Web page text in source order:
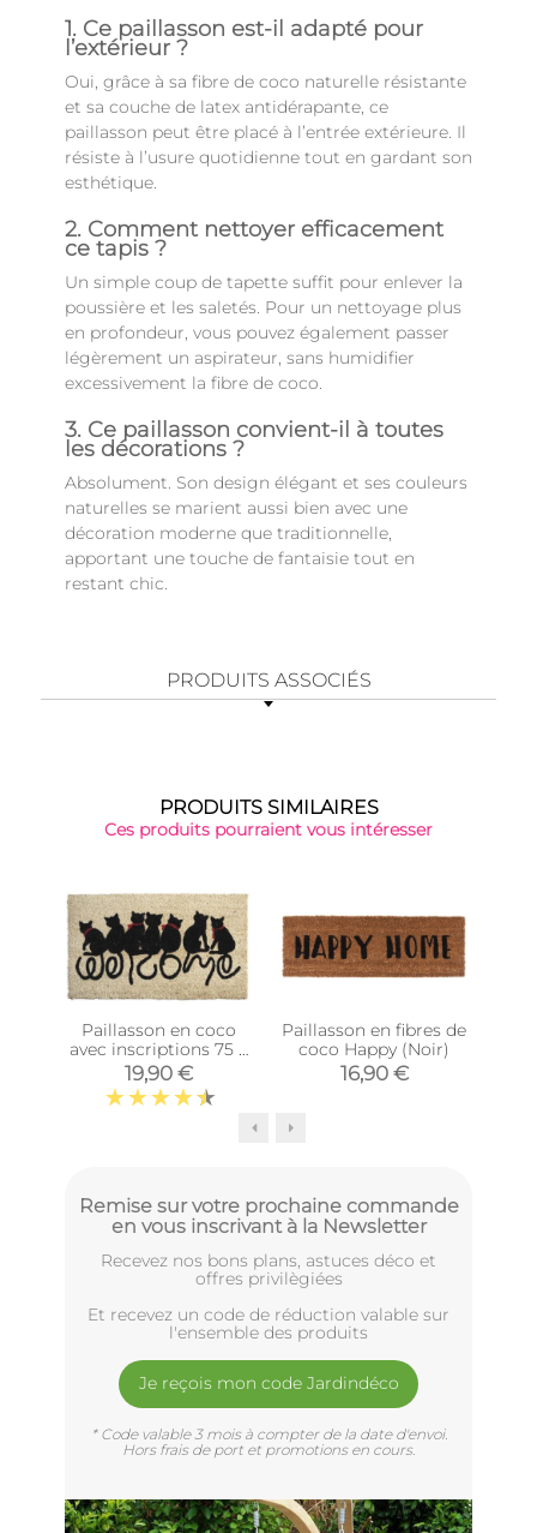
1. Ce paillasson est-il adapté pour
l’extérieur ?
Oui, grâce à sa fibre de coco naturelle résistante
et sa couche de latex antidérapante, ce
paillasson peut être placé à l’entrée extérieure. Il
résiste à l’usure quotidienne tout en gardant son
esthétique.
2. Comment nettoyer efficacement
ce tapis ?
Un simple coup de tapette suffit pour enlever la
poussière et les saletés. Pour un nettoyage plus
en profondeur, vous pouvez également passer
légèrement un aspirateur, sans humidifier
excessivement la fibre de coco.
3. Ce paillasson convient-il à toutes
les décorations ?
Absolument. Son design élégant et ses couleurs
naturelles se marient aussi bien avec une
décoration moderne que traditionnelle,
apportant une touche de fantaisie tout en
restant chic.
PRODUITS ASSOCIÉS
PRODUITS SIMILAIRES
Ces produits pourraient vous intéresser
Paillasson en coco
avec inscriptions 75 x
45 cm (Chats
welcome)
19,90 €
Paillasson en fibres de
coco Happy (Noir)
16,90 €
Remise sur votre prochaine commande
en vous inscrivant à la Newsletter
Recevez nos bons plans, astuces déco et
offres privilègiées
Et recevez un code de réduction valable sur
l'ensemble des produits
Je reçois mon code Jardindéco
* Code valable 3 mois à compter de la date d'envoi.
Hors frais de port et promotions en cours.